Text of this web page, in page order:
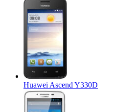
Huawei Ascend Y330D